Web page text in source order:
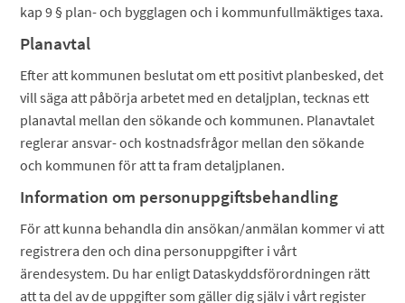
kap 9 § plan- och bygglagen och i kommunfullmäktiges taxa.
Planavtal
Efter att kommunen beslutat om ett positivt planbesked, det
vill säga att påbörja arbetet med en detaljplan, tecknas ett
planavtal mellan den sökande och kommunen. Planavtalet
reglerar ansvar- och kostnadsfrågor mellan den sökande
och kommunen för att ta fram detaljplanen.
Information om personuppgiftsbehandling
För att kunna behandla din ansökan/anmälan kommer vi att
registrera den och dina personuppgifter i vårt
ärendesystem. Du har enligt Dataskyddsförordningen rätt
att ta del av de uppgifter som gäller dig själv i vårt register